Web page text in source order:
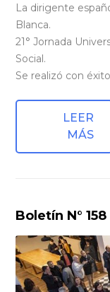
La dirigente
Blanca.
21° Jornada
Social.
Se realizó con
LEER
MÁS
Boletín N° 158